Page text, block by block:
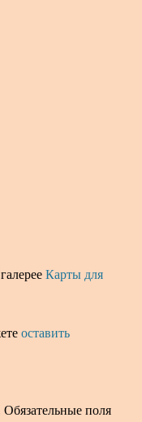
Карты для
оставить
Обязательные поля